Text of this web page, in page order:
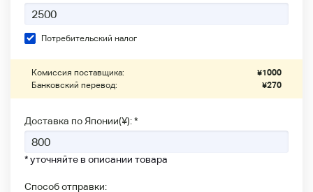
Потребительский налог
Комиссия поставщика: ¥1000
Банковский перевод:
¥270
Доставка по Японии(¥): *
* уточняйте в описании товара
Способ отправки: